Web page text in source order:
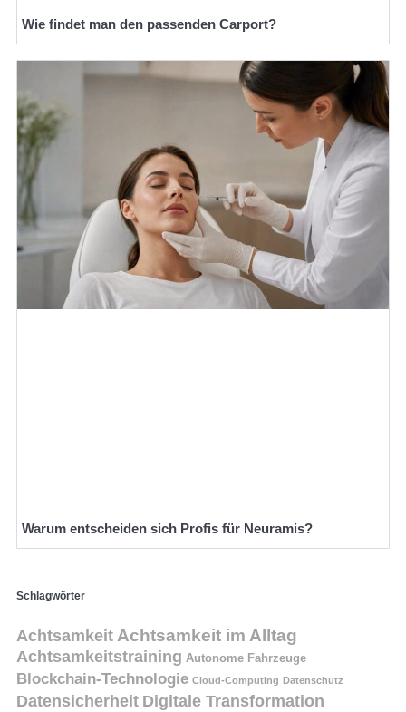
Wie findet man den passenden Carport?
Warum entscheiden sich Profis für Neuramis?
Schlagwörter
AchtsamkeitAchtsamkeit im Alltag
Achtsamkeitstraining Autonome Fahrzeuge
Blockchain-Technologie Cloud-Computing Datenschutz
Datensicherheit Digitale Transformation